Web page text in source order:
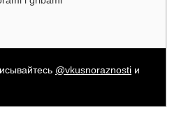
@vkusnoraznosti и